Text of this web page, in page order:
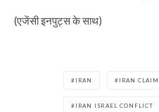
(एजेंसी इनपुट्स के साथ)
IRAN IRAN
IRAN ISRAEL CONFLICT